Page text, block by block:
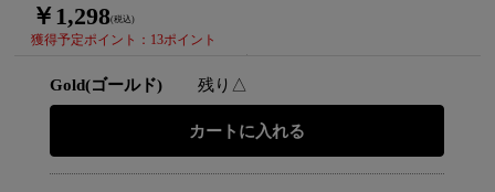
￥1,298(税込)
獲得予定ポイント：13ポイント
Gold(ゴールド) 残り△